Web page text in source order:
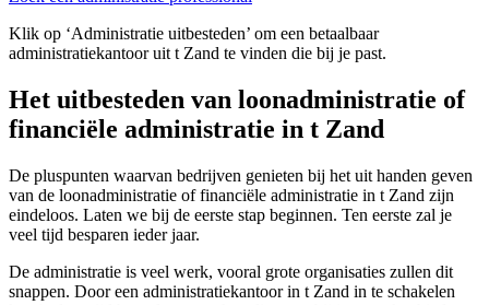
Klik op ‘Administratie uitbesteden’ om een betaalbaar
administratiekantoor uit t Zand te vinden die bij je past.
Het uitbesteden van loonadministratie of
financiële administratie in t Zand
De pluspunten waarvan bedrijven genieten bij het uit handen geven
van de loonadministratie of financiële administratie in t Zand zijn
eindeloos. Laten we bij de eerste stap beginnen. Ten eerste zal je
veel tijd besparen ieder jaar.
De administratie is veel werk, vooral grote organisaties zullen dit
snappen. Door een administratiekantoor in t Zand in te schakelen